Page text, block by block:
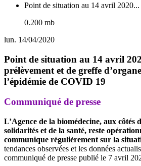
Point de situation au 14 avril 2020...
0.200 mb
lun. 14/04/2020
Point de situation au 14 avril
prélèvement et de greffe
l’épidémie de COVID 19
Communiqué de presse
L’Agence de la biomédecine, aux côtés
solidarités et de la santé, reste
communique régulièrement sur la
tendances observées et les données
communiqué de presse publié le 7 avril